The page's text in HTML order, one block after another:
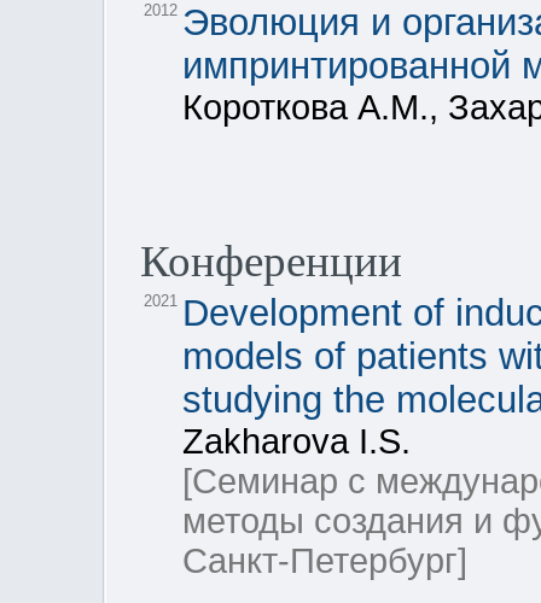
2012 Эволюция и
импринтированной
Короткова А.М.,
Конференции
2021 Development of
models of patients
studying the
Zakharova I.S.
[Семинар с
методы создания и
Санкт-Петербург]